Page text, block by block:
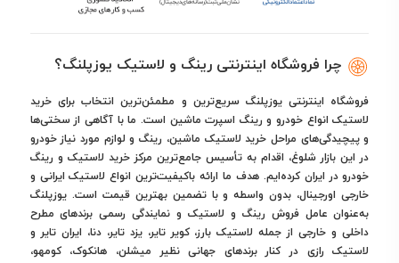
چرا فروشگاه اینترنتی رینگ و لاستیک یوزپلنگ؟
فروشگاه اینترنتی یوزپلنگ سریع‌ترین و مطمئن‌ترین انتخاب برای خرید
لاستیک انواع خودرو و رینگ اسپرت ماشین است. ما با آگاهی از سختی‌ها
و پیچیدگی‌های مراحل خرید لاستیک ماشین، رینگ و لوازم مورد نیاز خودرو
در این بازار شلوغ، اقدام به تأسیس جامع‌ترین مرکز خرید لاستیک و رینگ
خودرو در ایران کرده‌ایم. هدف ما ارائه باکیفیت‌ترین انواع لاستیک ایرانی و
خارجی اورجینال، بدون واسطه و با تضمین بهترین قیمت است. یوزپلنگ
به‌عنوان عامل فروش رینگ و لاستیک و نمایندگی رسمی برندهای مطرح
داخلی و خارجی از جمله لاستیک بارز، کویر تایر، یزد تایر، دنا، ایران تایر و
لاستیک رازی در کنار برندهای جهانی نظیر میشلن، هانکوک، کومهو،